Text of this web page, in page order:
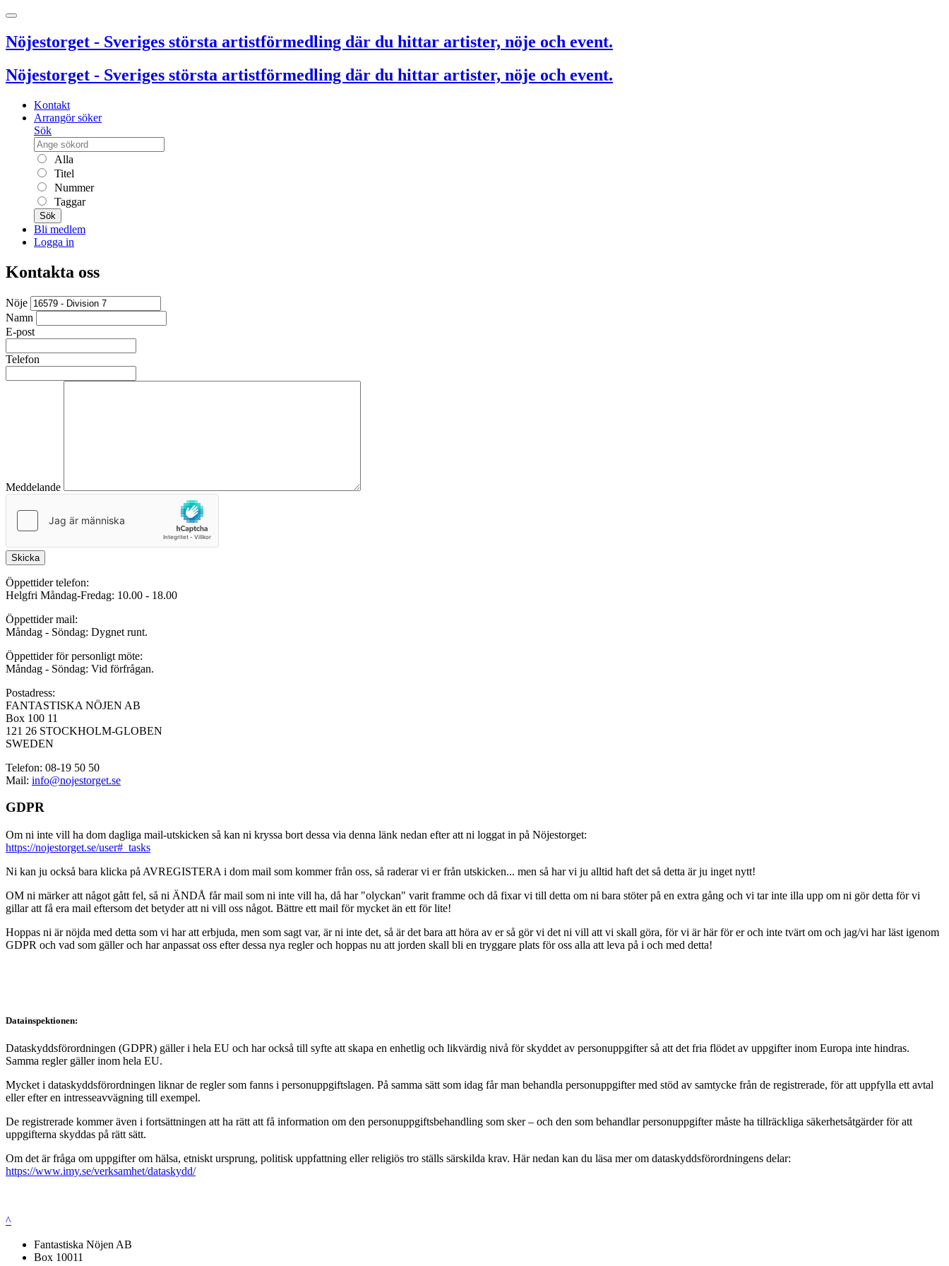
Nöjestorget - Sveriges största artistförmedling där du hittar artister, nöje och event.
Nöjestorget - Sveriges största artistförmedling där du hittar artister, nöje och event.
Kontakt
Arrangör söker
Sök
Alla
Titel
Nummer
Taggar
Sök
Bli medlem
Logga in
Kontakta oss
Nöje
Namn
E-post
Telefon
Meddelande
Skicka
Öppettider telefon:
Helgfri Måndag-Fredag: 10.00 - 18.00
Öppettider mail:
Måndag - Söndag: Dygnet runt.
Öppettider för personligt möte:
Måndag - Söndag: Vid förfrågan.
Postadress:
FANTASTISKA NÖJEN AB
Box 100 11
121 26 STOCKHOLM-GLOBEN
SWEDEN
Telefon: 08-19 50 50
Mail: info@nojestorget.se
GDPR
Om ni inte vill ha dom dagliga mail-utskicken så kan ni kryssa bort dessa via denna länk nedan efter att ni loggat in på Nöjestorget:
https://nojestorget.se/user#_tasks
Ni kan ju också bara klicka på AVREGISTERA i dom mail som kommer från oss, så raderar vi er från utskicken... men så har vi ju alltid haft det så detta är ju inget nytt!
OM ni märker att något gått fel, så ni ÄNDÅ får mail som ni inte vill ha, då har "olyckan" varit framme och då fixar vi till detta om ni bara stöter på en extra gång och vi tar inte illa upp om ni gör detta för vi
gillar att få era mail eftersom det betyder att ni vill oss något. Bättre ett mail för mycket än ett för lite!
Hoppas ni är nöjda med detta som vi har att erbjuda, men som sagt var, är ni inte det, så är det bara att höra av er så gör vi det ni vill att vi skall göra, för vi är här för er och inte tvärt om och jag/vi har läst igenom
GDPR och vad som gäller och har anpassat oss efter dessa nya regler och hoppas nu att jorden skall bli en tryggare plats för oss alla att leva på i och med detta!
Datainspektionen:
Dataskyddsförordningen (GDPR) gäller i hela EU och har också till syfte att skapa en enhetlig och likvärdig nivå för skyddet av personuppgifter så att det fria flödet av uppgifter inom Europa inte hindras.
Samma regler gäller inom hela EU.
Mycket i dataskyddsförordningen liknar de regler som fanns i personuppgiftslagen. På samma sätt som idag får man behandla personuppgifter med stöd av samtycke från de registrerade, för att uppfylla ett avtal
eller efter en intresseavvägning till exempel.
De registrerade kommer även i fortsättningen att ha rätt att få information om den personuppgiftsbehandling som sker – och den som behandlar personuppgifter måste ha tillräckliga säkerhetsåtgärder för att
uppgifterna skyddas på rätt sätt.
Om det är fråga om uppgifter om hälsa, etniskt ursprung, politisk uppfattning eller religiös tro ställs särskilda krav. Här nedan kan du läsa mer om dataskyddsförordningens delar:
https://www.imy.se/verksamhet/dataskydd/
^
Fantastiska Nöjen AB
Box 10011